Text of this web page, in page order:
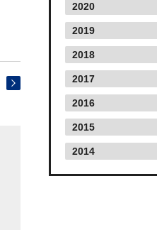
2020
2019
2018
2017
2016
2015
2014